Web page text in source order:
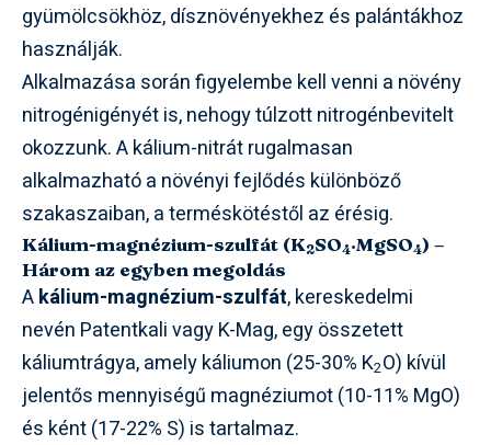
gyümölcsökhöz, dísznövényekhez és palántákhoz
használják.
Alkalmazása során figyelembe kell venni a növény
nitrogénigényét is, nehogy túlzott nitrogénbevitelt
okozzunk. A kálium-nitrát rugalmasan
alkalmazható a növényi fejlődés különböző
szakaszaiban, a terméskötéstől az érésig.
Kálium-magnézium-szulfát (K2SO4·MgSO4) –
Három az egyben megoldás
Akálium-magnézium-szulfát, kereskedelmi
nevén Patentkali vagy K-Mag, egy összetett
káliumtrágya, amely káliumon (25-30% K2O) kívül
jelentős mennyiségű magnéziumot (10-11% MgO)
és ként (17-22% S) is tartalmaz.